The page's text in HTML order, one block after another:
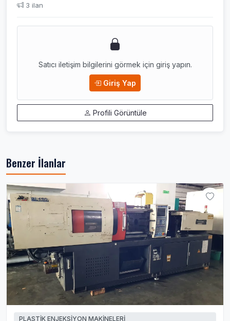
3 ilan
Satıcı iletişim bilgilerini görmek için giriş yapın.
Giriş Yap
Profili Görüntüle
Benzer İlanlar
PLASTİK ENJEKSİYON MAKİNELERİ